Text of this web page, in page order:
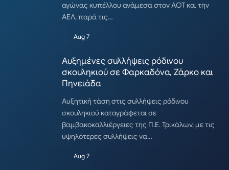
αγώνας κυπέλλου ανάμεσα στον ΑΟΤ και την
ΑΕΛ, παρά τις…
Aug 7
Αυξημένες συλλήψεις ρόδινου
σκουληκιού σε Φαρκαδόνα, Ζάρκο και
Πηνειάδα
Αυξητική τάση στις συλλήψεις ρόδινου
σκουληκιού καταγράφεται σε
βαμβακοκαλλιέργειες της Π.Ε. Τρικάλων, με τις
υψηλότερες συλλήψεις να…
Aug 7